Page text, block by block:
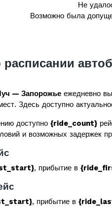
Не
Возможно была
— Запорожье ежедневно
Здесь доступно
доступно {ride_count}
и возможных задержек
, прибытие в
, прибытие в